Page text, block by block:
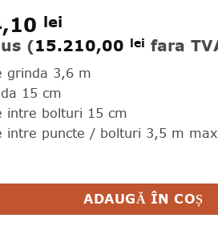
lei
(15.210,00 lei fara
grinda 3,6 m
15 cm
intre bolturi 15 cm
intre puncte / bolturi 3,5 m
ADAUGĂ ÎN COȘ